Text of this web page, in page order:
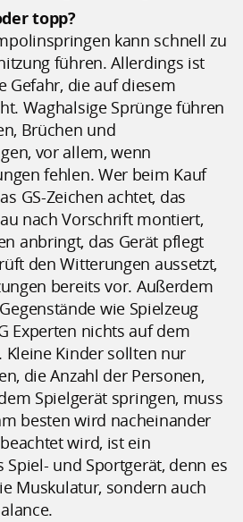
topp?
kann schnell zu
führen. Allerdings ist
Gefahr, die auf diesem
Waghalsige Sprünge führen
Brüchen und
vor allem, wenn
fehlen. Wer beim Kauf
GS-Zeichen achtet, das
nach Vorschrift montiert,
anbringt, das Gerät pflegt
den Witterungen aussetzt,
bereits vor. Außerdem
wie Spielzeug
Experten nichts auf dem
Kinder sollten nur
die Anzahl der Personen,
Spielgerät springen, muss
besten wird nacheinander
wird, ist ein
und Sportgerät, denn es
Muskulatur, sondern auch